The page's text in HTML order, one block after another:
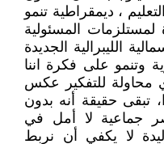
، ديمقراطية تنمو
لمستلزمات المسئولية
الليبرالية الجديدة
وتنمو على فكرة اننا
محاولة للتفكير عكس
حقيقة أنه بدون
جماعية لا أمل في
لا يكفي أن نربط